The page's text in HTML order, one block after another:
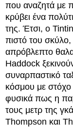
που αναζητά με
κρύβει ένα
της. Έτσι, ο
πιστό του
απρόβλεπτο
Haddock
συναρπαστικό
κόσμου με στόχο
φυσικά πως η
τους μετρ της
Thompson και